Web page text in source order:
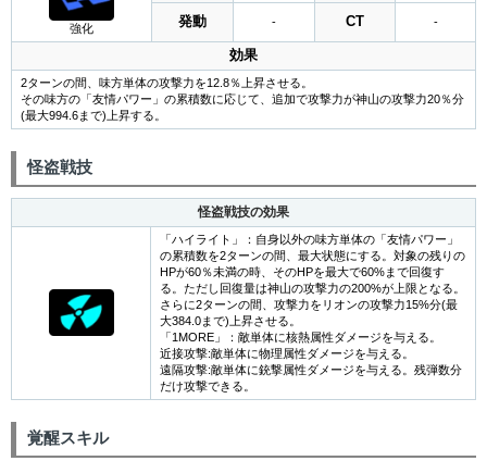
強化 発動 - CT -
効果
2ターンの間、味方単体の攻撃力を12.8％上昇させる。
その味方の「友情パワー」の累積数に応じて、追加で攻撃力が神山の攻撃力20％分
(最大994.6まで)上昇する。
怪盗戦技
怪盗戦技の効果
「ハイライト」：自身以外の味方単体の「友情パワー」
の累積数を2ターンの間、最大状態にする。対象の残りの
HPが60％未満の時、そのHPを最大で60%まで回復す
る。ただし回復量は神山の攻撃力の200%が上限となる。
さらに2ターンの間、攻撃力をリオンの攻撃力15%分(最
大384.0まで)上昇させる。
「1MORE」：敵単体に核熱属性ダメージを与える。
近接攻撃:敵単体に物理属性ダメージを与える。
遠隔攻撃:敵単体に銃撃属性ダメージを与える。残弾数分
だけ攻撃できる。
覚醒スキル